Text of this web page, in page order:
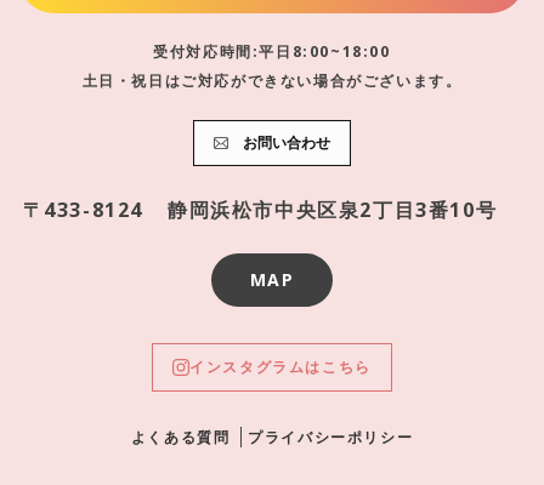
受付対応時間:平日8:00~18:00
土日・祝日はご対応ができない場合がございます。
お問い合わせ
〒433-8124 静岡浜松市中央区泉2丁目3番10号
MAP
インスタグラムはこちら
よくある質問 プライバシーポリシー